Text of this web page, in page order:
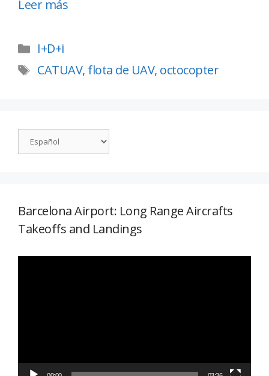
Leer más
I+D+i
CATUAV, flota de UAV, octocopter
Barcelona Airport: Long Range Aircrafts
Takeoffs and Landings